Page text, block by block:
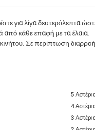
για λίγα δευτερόλεπτα
από κάθε επαφή με τα έλαια.
Σε περίπτωση
5
4
3